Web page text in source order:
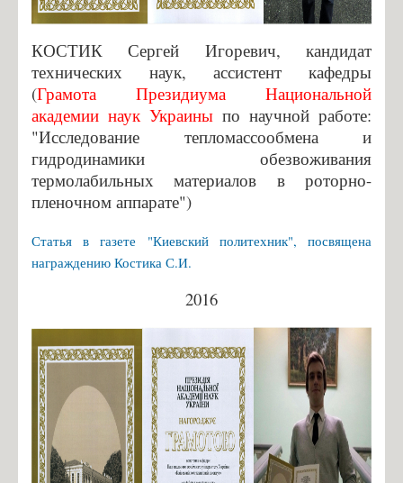
КОСТИК Сергей Игоревич, кандидат
технических наук, ассистент кафедры
(Грамота Президиума Национальной
академии наук Украины по научной работе:
"Исследование тепломассообмена и
гидродинамики обезвоживания
термолабильных материалов в роторно-
пленочном аппарате")
Статья в газете "Киевский политехник", посвящена
награждению Костика С.И.
2016